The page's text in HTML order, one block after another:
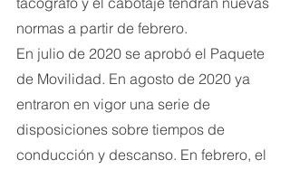
normas a partir de febrero.
En julio de 2020 se aprobó el Paquete
de Movilidad. En agosto de 2020 ya
entraron en vigor una serie de
disposiciones sobre tiempos de
conducción y descanso. En febrero, el